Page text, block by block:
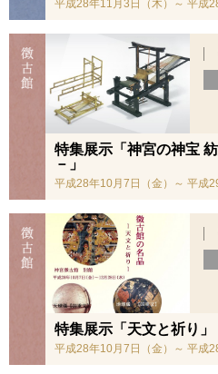
平成28年11月3日（木）～ 平成
特集展示「神宮の神宝
－」
平成28年10月7日（金）～ 平成
特集展示「天文と祈り」
平成28年10月7日（金）～ 平成